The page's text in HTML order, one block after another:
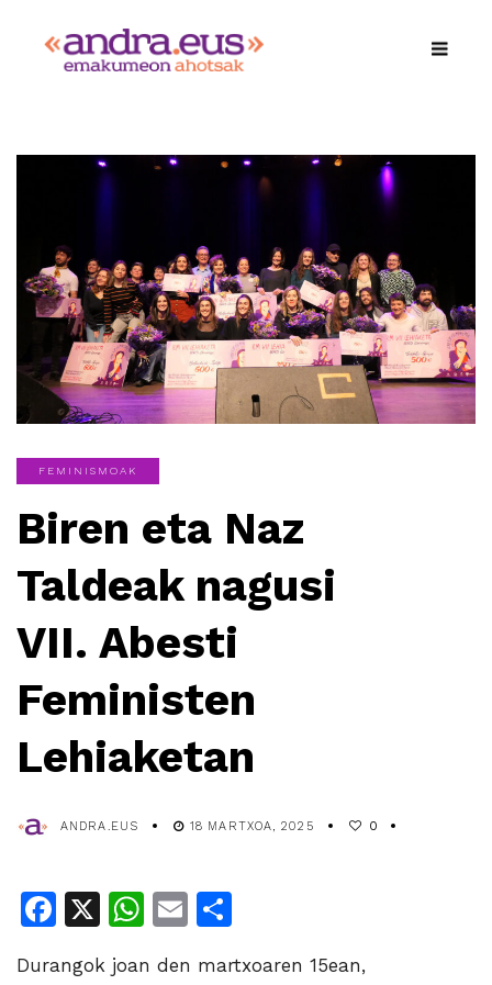
FEMINISMOAK
Biren eta Naz
Taldeak nagusi
VII. Abesti
Feministen
Lehiaketan
ANDRA.EUS 18 MARTXOA, 2025 0
Facebook
X WhatsApp
Email
Durangok joan den martxoaren 15ean,